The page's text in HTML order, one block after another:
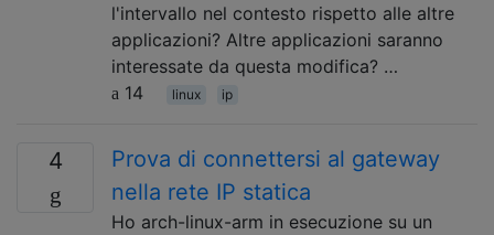
l'intervallo nel contesto rispetto alle altre
applicazioni? Altre applicazioni saranno
interessate da questa modifica? …
14
linux ip
4
Prova di connettersi al gateway
nella rete IP statica
Ho arch-linux-arm in esecuzione su un